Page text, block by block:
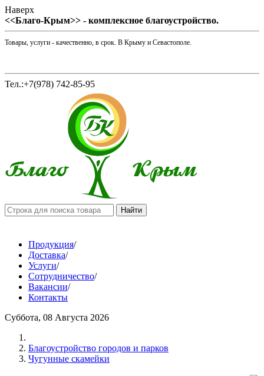
Наверх
<<Благо-Крым>> - комплексное благоустройство.
Товары, услуги - качественно, в срок. В Крыму и Севастополе.
Тел.:+7(978) 742-85-95
Продукция/
Доставка/
Услуги/
Сотрудничество/
Вакансии/
Контакты
Суббота, 08 Августа 2026
Благоустройство городов и парков
Чугунные скамейки